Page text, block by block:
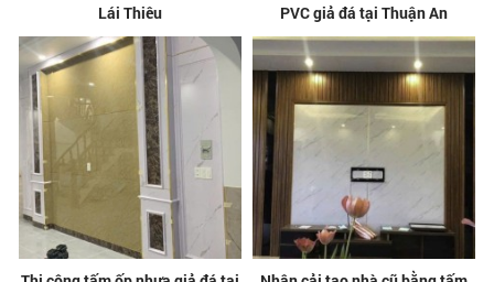
Lái Thiêu
PVC giả đá tại Thuận An